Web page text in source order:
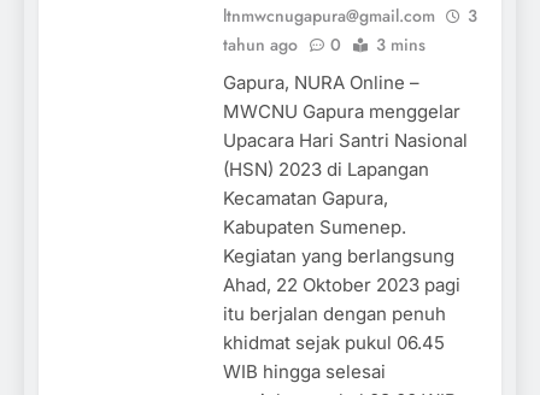
ltnmwcnugapura@gmail.com
3
tahun ago
0 3 mins
Gapura, NURA Online –
MWCNU Gapura menggelar
Upacara Hari Santri Nasional
(HSN) 2023 di Lapangan
Kecamatan Gapura,
Kabupaten Sumenep.
Kegiatan yang berlangsung
Ahad, 22 Oktober 2023 pagi
itu berjalan dengan penuh
khidmat sejak pukul 06.45
WIB hingga selesai